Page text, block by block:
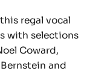
regal vocal
with selections
Coward,
and